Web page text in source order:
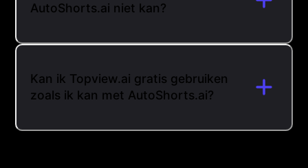
AutoShorts.ai niet kan?
Kan ik Topview.ai gratis gebruiken
zoals ik kan met AutoShorts.ai?